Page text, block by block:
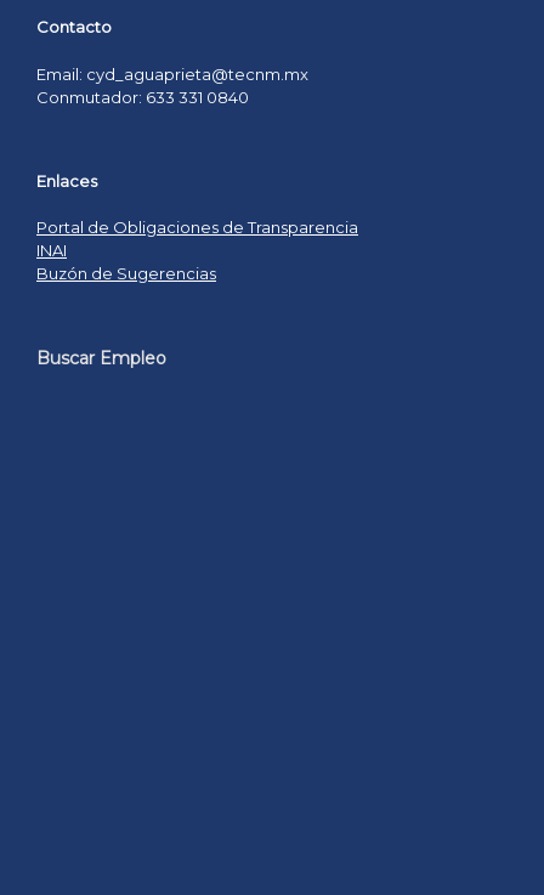
Contacto
Email: cyd_aguaprieta@tecnm.mx
Conmutador: 633 331 0840
Enlaces
Portal de Obligaciones de Transparencia
INAI
Buzón de Sugerencias
Buscar Empleo